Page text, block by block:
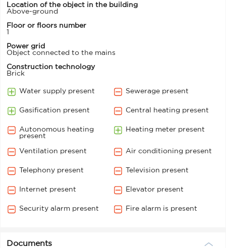
Location of the object in the building
Above-ground
Floor or floors number
1
Power grid
Object connected to the mains
Construction technology
Brick
Water supply present Sewerage present
Gasification present Central heating present
Autonomous heating
present
Heating meter present
Ventilation present Air conditioning present
Telephony present Television present
Internet present Elevator present
Security alarm present Fire alarm is present
Documents